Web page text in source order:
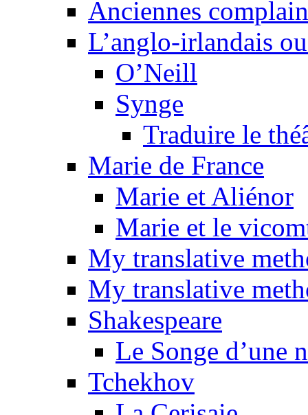
Anciennes
L’anglo-irlandais
O’Neill
Synge
Traduire le
Marie de France
Marie et Aliénor
Marie et le
My translative
My translative
Shakespeare
Le Songe d’une
Tchekhov